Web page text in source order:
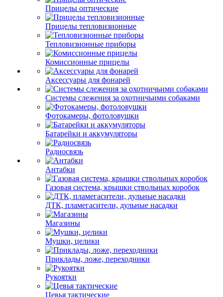
Прицелы оптические
Прицелы тепловизионные
Тепловизионные приборы
Комиссионные прицелы
Аксессуары для фонарей
Системы слежения за охотничьими собаками
Фотокамеры, фотоловушки
Батарейки и аккумуляторы
Радиосвязь
Антабки
Газовая система, крышки ствольных коробок
ДТК, пламегасители, дульные насадки
Магазины
Мушки, целики
Приклады, ложе, переходники
Рукоятки
Цевья тактические